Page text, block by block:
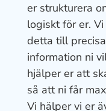
er strukturera
logiskt för er.
detta till
information ni
hjälper er att
så att ni får
Vi hälper vi er